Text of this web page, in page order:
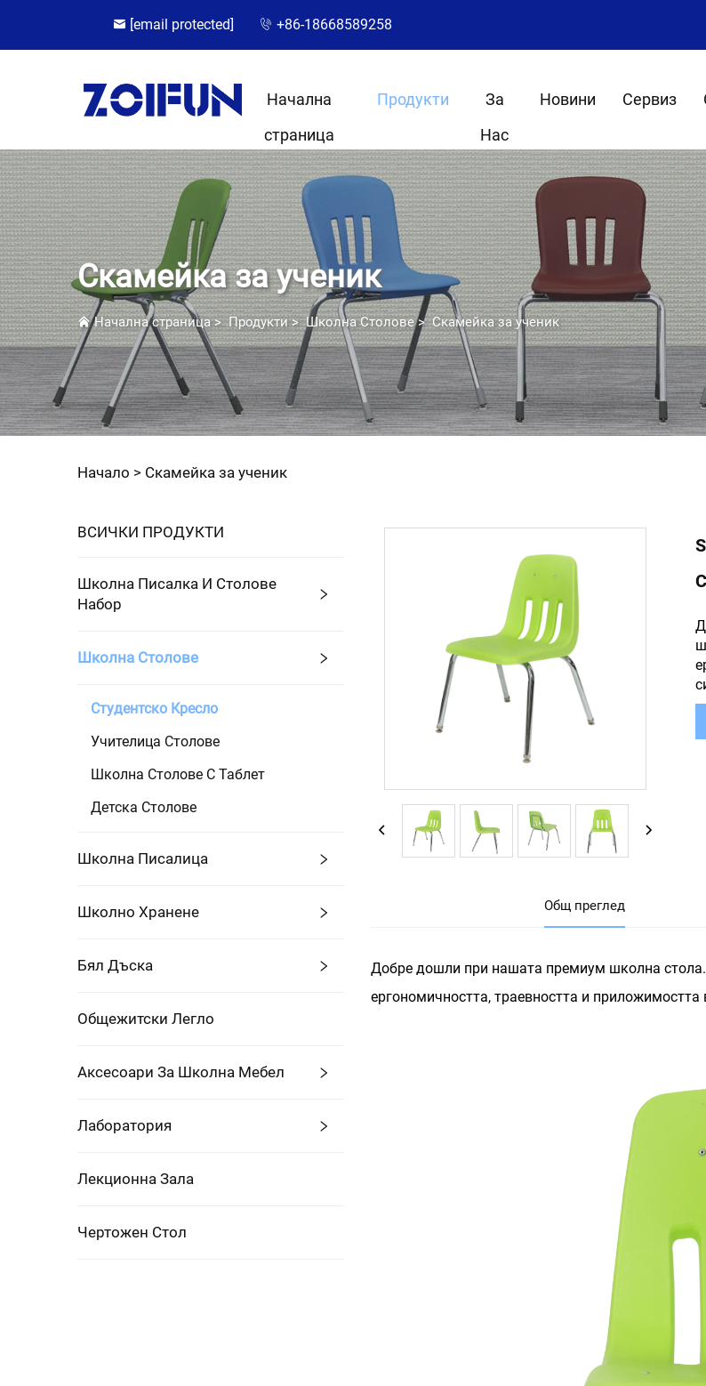
[email protected] +86-18668589258
Начална
страница
Продукти
За
Нас
Новини Сервиз
Скамейка за ученик
Начална страница>Продукти>Школна Столове>Скамейка за ученик
Начало > Скамейка за ученик
ВСИЧКИ ПРОДУКТИ
Школна Писалка И Столове
Набор
Школна Столове
Студентско Кресло
Учителица Столове
Школна Столове С Таблет
Детска Столове
Школна Писалица
Школно Хранене
Бял Дъска
Общежитски Легло
Аксесоари За Школна Мебел
Лаборатория
Лекционна Зала
Чертожен Стол
Общ преглед
Добре дошли при нашата премиум школна
ергономичността, траевността и приложимостта